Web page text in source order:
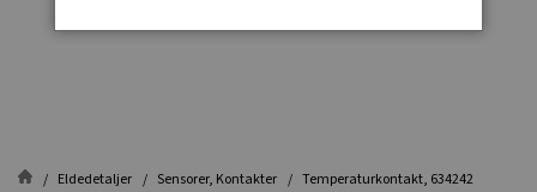
Eldedetaljer Sensorer, Kontakter Temperaturkontakt, 634242